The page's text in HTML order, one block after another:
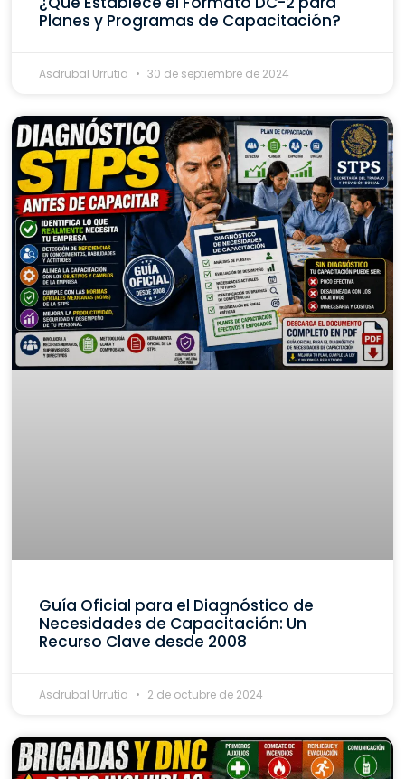
Planes y Programas de Capacitación?
Asdrubal Urrutia 30 de septiembre de 2024
Guía Oficial para el Diagnóstico de
Necesidades de Capacitación: Un
Recurso Clave desde 2008
Asdrubal Urrutia 2 de octubre de 2024